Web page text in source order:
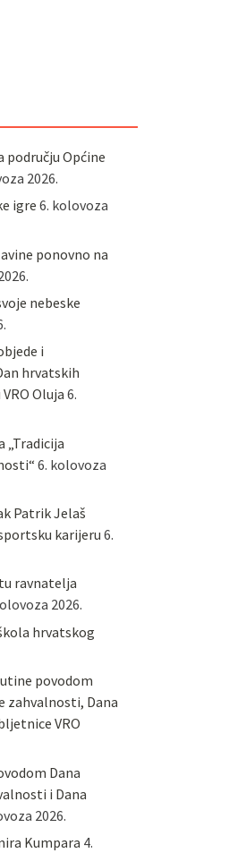
području Općine
2026.
igre6. kolovoza
ponovno na
nebeske
i
hrvatskih
Oluja6.
„Tradicija
6. kolovoza
Patrik Jelaš
karijeru 6.
ravnatelja
2026.
hrvatskog
povodom
zahvalnosti, Dana
VRO
Dana
i Dana
2026.
Kumpara 4.